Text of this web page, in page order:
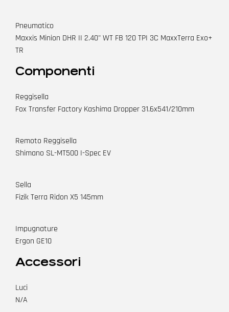
Pneumatico
Maxxis Minion DHR II 2.40" WT FB 120 TPI 3C MaxxTerra Exo+
TR
Componenti
Reggisella
Fox Transfer Factory Kashima Dropper 31.6x541/210mm
Remoto Reggisella
Shimano SL-MT500 I-Spec EV
Sella
Fizik Terra Ridon X5 145mm
Impugnature
Ergon GE10
Accessori
Luci
N/A